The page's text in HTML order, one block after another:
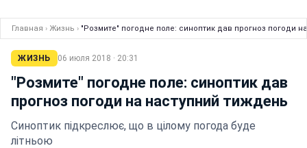
Главная › Жизнь › "Розмите" погодне поле: синоптик дав прогноз погоди
ЖИЗНЬ 06 июля 2018 · 20:31
"Розмите" погодне поле: синоптик дав
прогноз погоди на наступний тиждень
Синоптик підкреслює, що в цілому погода буде
літньою